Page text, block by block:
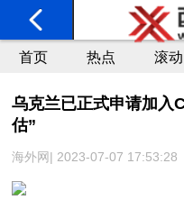
首页 热点 滚动
乌克兰已正式申请加入
估”
海外网| 2023-07-07 17:53:28